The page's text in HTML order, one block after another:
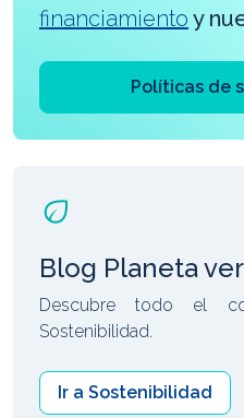
financiamiento y
Políticas de
Blog Planeta
Descubre todo el
Sostenibilidad.
Ir a Sostenibilidad